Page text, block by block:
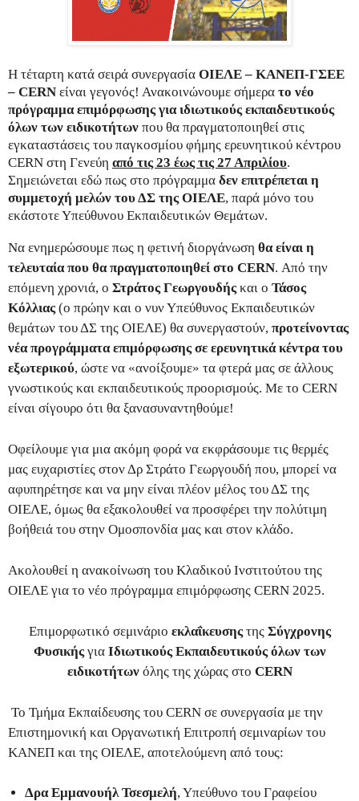
Η τέταρτη κατά σειρά συνεργασία ΟΙΕΛΕ – ΚΑΝΕΠ-ΓΣΕΕ
– CERN είναι γεγονός! Ανακοινώνουμε σήμερα το νέο
πρόγραμμα επιμόρφωσης για ιδιωτικούς εκπαιδευτικούς
όλων των ειδικοτήτων που θα πραγματοποιηθεί στις
εγκαταστάσεις του παγκοσμίου φήμης ερευνητικού κέντρου
CERN στη Γενεύη από τις 23 έως τις 27 Απριλίου.
Σημειώνεται εδώ πως στο πρόγραμμα δεν επιτρέπεται η
συμμετοχή μελών του ΔΣ της ΟΙΕΛΕ, παρά μόνο του
εκάστοτε Υπεύθυνου Εκπαιδευτικών Θεμάτων.
Να ενημερώσουμε πως η φετινή διοργάνωση θα είναι η
τελευταία που θα πραγματοποιηθεί στο CERN. Από την
επόμενη χρονιά, ο Στράτος Γεωργουδής και ο Τάσος
Κόλλιας (ο πρώην και ο νυν Υπεύθυνος Εκπαιδευτικών
θεμάτων του ΔΣ της ΟΙΕΛΕ) θα συνεργαστούν, προτείνοντας
νέα προγράμματα επιμόρφωσης σε ερευνητικά κέντρα του
εξωτερικού, ώστε να «ανοίξουμε» τα φτερά μας σε άλλους
γνωστικούς και εκπαιδευτικούς προορισμούς. Με το CERN
είναι σίγουρο ότι θα ξανασυναντηθούμε!
Οφείλουμε για μια ακόμη φορά να εκφράσουμε τις θερμές
μας ευχαριστίες στον Δρ Στράτο Γεωργουδή που, μπορεί να
αφυπηρέτησε και να μην είναι πλέον μέλος του ΔΣ της
ΟΙΕΛΕ, όμως θα εξακολουθεί να προσφέρει την πολύτιμη
βοήθειά του στην Ομοσπονδία μας και στον κλάδο.
Ακολουθεί η ανακοίνωση του Κλαδικού Ινστιτούτου της
ΟΙΕΛΕ για το νέο πρόγραμμα επιμόρφωσης CERN 2025.
Επιμορφωτικό σεμινάριο εκλαΐκευσηςτης Σύγχρονης
Φυσικήςγια Ιδιωτικούς Εκπαιδευτικούς όλων των
ειδικοτήτωνόλης της χώρας στο CERN
Το Τμήμα Εκπαίδευσης του CERN σε συνεργασία με την
Επιστημονική και Οργανωτική Επιτροπή σεμιναρίων του
ΚΑΝΕΠ και της ΟΙΕΛΕ, αποτελούμενη από τους:
Δρα Εμμανουήλ Τσεσμελή, Υπεύθυνο του Γραφείου